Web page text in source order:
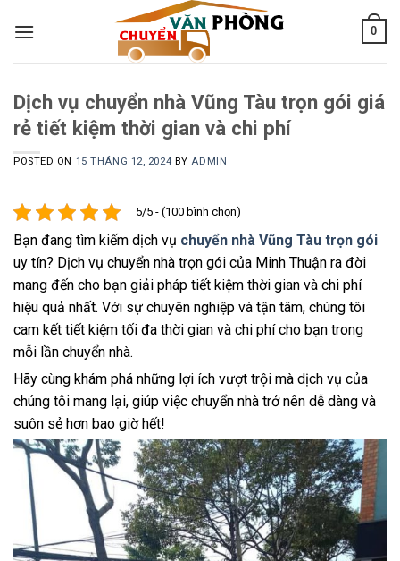
0
Dịch vụ chuyển nhà Vũng Tàu trọn gói giá
rẻ tiết kiệm thời gian và chi phí
POSTED ON 15 THÁNG 12, 2024 BYADMIN
5/5 - (100 bình chọn)
Bạn đang tìm kiếm dịch vụ chuyển nhà Vũng Tàu trọn gói
uy tín? Dịch vụ chuyển nhà trọn gói của Minh Thuận ra đời
mang đến cho bạn giải pháp tiết kiệm thời gian và chi phí
hiệu quả nhất. Với sự chuyên nghiệp và tận tâm, chúng tôi
cam kết tiết kiệm tối đa thời gian và chi phí cho bạn trong
mỗi lần chuyển nhà.
Hãy cùng khám phá những lợi ích vượt trội mà dịch vụ của
chúng tôi mang lại, giúp việc chuyển nhà trở nên dễ dàng và
suôn sẻ hơn bao giờ hết!